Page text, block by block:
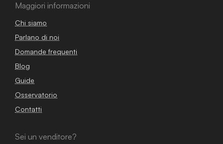
Maggiori informazioni
Chi siamo
Parlano di noi
Domande frequenti
Blog
Guide
Osservatorio
Contatti
Sei un venditore?